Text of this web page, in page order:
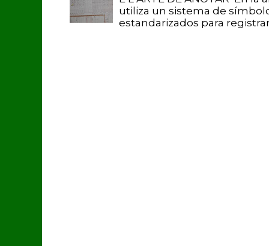
utiliza un sistema de
estandarizados para